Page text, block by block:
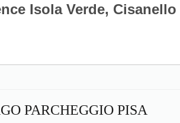
Isola Verde,
PARCHEGGIO PISA